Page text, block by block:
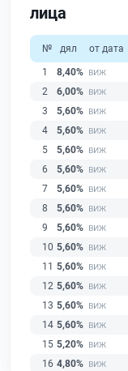
лица
№ дял от дата
1
8,40%
2
6,00%
3
5,60%
4
5,60%
5
5,60%
6
5,60%
7
5,60%
8
5,60%
9
5,60%
10 5,60%
11 5,60%
12 5,60%
13 5,60%
14 5,60%
15 5,20%
16 4,80%